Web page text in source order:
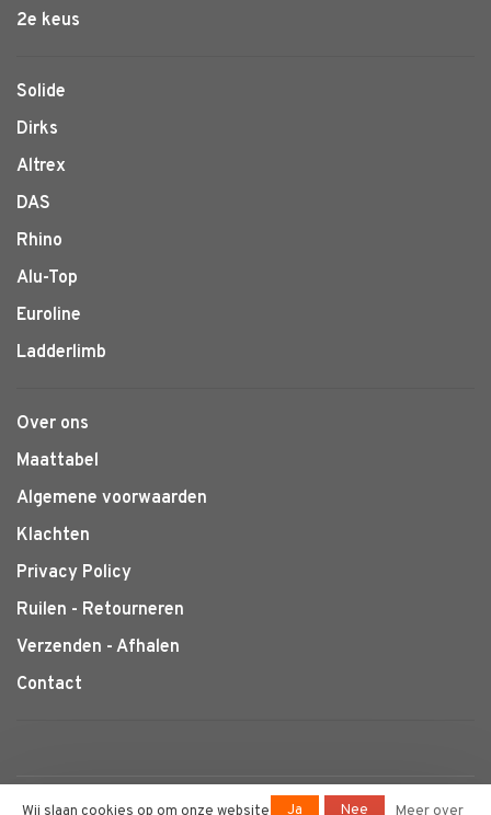
2e keus
Solide
Dirks
Altrex
DAS
Rhino
Alu-Top
Euroline
Ladderlimb
Over ons
Maattabel
Algemene voorwaarden
Klachten
Privacy Policy
Ruilen - Retourneren
Verzenden - Afhalen
Contact
© Copyright 2026 Klimtotaal.nl- Ja Nee